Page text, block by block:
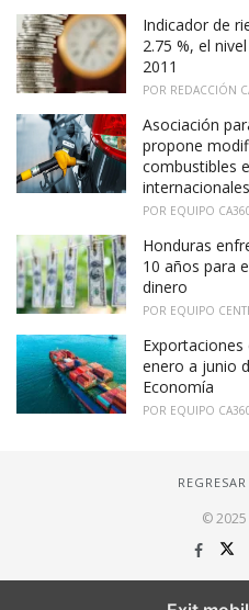
Indicador de
2.75 %, el
2011
POR REDACCIÓN
Asociación
propone
combustibles
internacionales
POR EQUIPO
Honduras
10 años para
dinero
POR EQUIPO
Exportaciones
enero a junio
Economía
POR EQUIPO
© 2025